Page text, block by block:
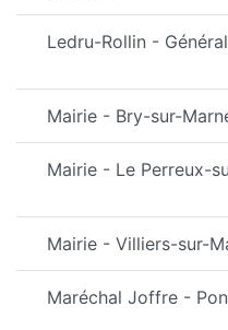
Ledru-Rollin -
Mairie - Bry-sur-
Mairie - Le Perreux-
Mairie - Villiers-sur-
Maréchal Joffre -